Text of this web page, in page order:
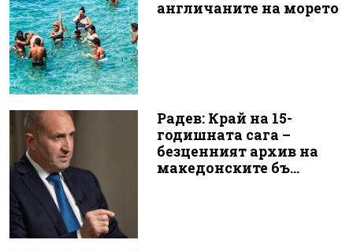
англичаните на морето
Радев: Край на 15-
годишната сага –
безценният архив на
македонските бъ...